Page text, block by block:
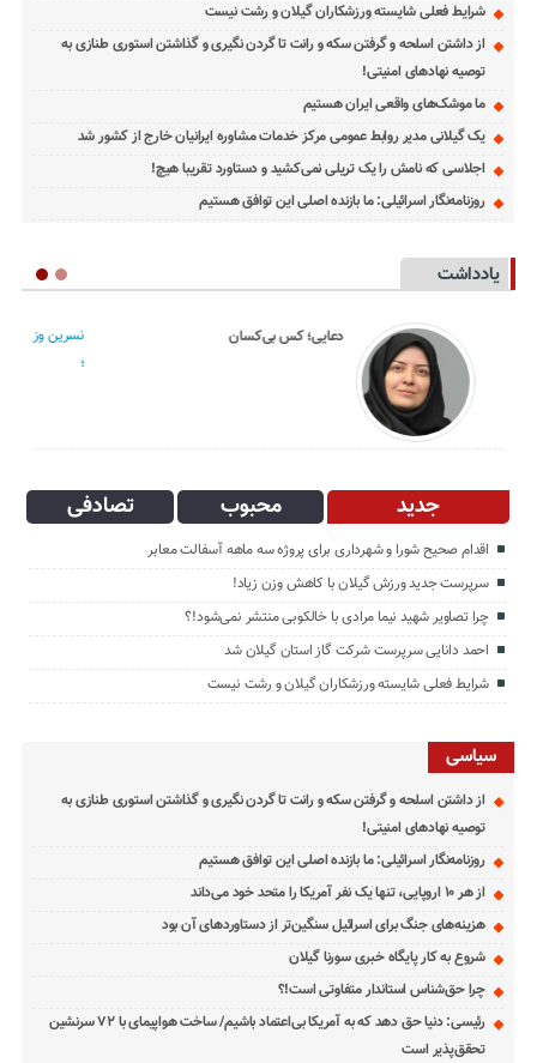
شرایط فعلی شایسته ورزشکاران گیلان و رشت نیست
از داشتن اسلحه و گرفتن سکه و رانت تا گردن نگیری و گذاشتن استوری طنازی به
توصیه نهادهای امنیتی!
ما موشک‌های واقعی ایران هستیم
یک گیلانی مدیر روابط عمومی مرکز خدمات مشاوره ایرانیان خارج از کشور شد
اجلاسی که نامش را یک تریلی نمی‌کشید و دستاورد تقریبا هیچ!
روزنامه‌نگار اسرائیلی: ما بازنده اصلی این توافق هستیم
یادداشت
دعایی؛ کس بی‌کسان
نسرین وزیری
جدید محبوب تصادفی
اقدام صحیح شورا و شهرداری برای پروژه سه ماهه آسفالت معابر
سرپرست جدید ورزش گیلان با کاهش وزن زیاد!
چرا تصاویر شهید نیما مرادی با خالکوبی منتشر نمی‌شود!؟
احمد دانایی سرپرست شرکت گاز استان گیلان شد
شرایط فعلی شایسته ورزشکاران گیلان و رشت نیست
سیاسی
از داشتن اسلحه و گرفتن سکه و رانت تا گردن نگیری و گذاشتن استوری طنازی به
توصیه نهادهای امنیتی!
روزنامه‌نگار اسرائیلی: ما بازنده اصلی این توافق هستیم
از هر ۱۰ اروپایی، تنها یک نفر آمریکا را متحد خود می‌داند
هزینه‌های جنگ برای اسرائیل سنگین‌تر از دستاوردهای آن بود
شروع به کار پایگاه خبری سورنا گیلان
چرا حق‌شناس استاندار متفاوتی است!؟
رئیسی: دنیا حق دهد که به آمریکا بی‌اعتماد باشیم/ ساخت هواپیمای با ۷۲ سرنشین
تحقق‌پذیر است